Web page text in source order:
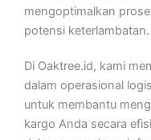
mengoptimalkan
potensi keterlambatan.
Di Oaktree.id, kami
dalam operasional
untuk membantu
kargo Anda secara